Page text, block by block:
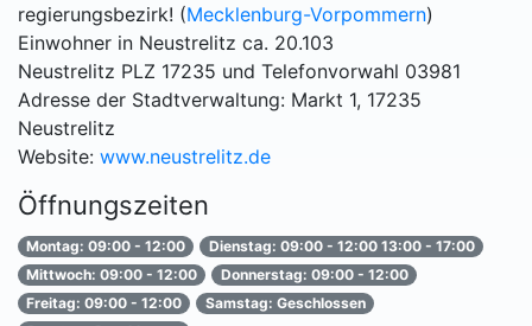
regierungsbezirk! (Mecklenburg-Vorpommern)
Einwohner in Neustrelitz ca. 20.103
Neustrelitz PLZ 17235 und Telefonvorwahl 03981
Adresse der Stadtverwaltung: Markt 1, 17235
Neustrelitz
Website: www.neustrelitz.de
Öffnungszeiten
Montag: 09:00 - 12:00
Dienstag: 09:00 - 12:00 13:00 - 17:00
Mittwoch: 09:00 - 12:00
Donnerstag: 09:00 - 12:00
Freitag: 09:00 - 12:00
Samstag: Geschlossen